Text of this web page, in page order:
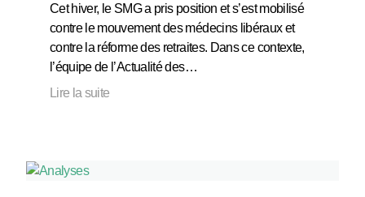
Cet hiver, le SMG a pris position et s’est mobilisé
contre le mouvement des médecins libéraux et
contre la réforme des retraites. Dans ce contexte,
l’équipe de l’Actualité des…
Lire la suite